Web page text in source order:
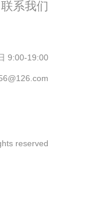
联系我们
9:00-19:00
reserved